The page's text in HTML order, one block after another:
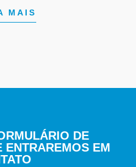
MAIS
DE
ENTRAREMOS EM